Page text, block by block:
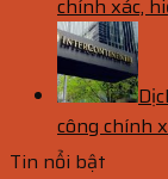
chính xác,
công chính
Tin nổi bật